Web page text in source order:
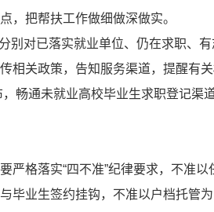
，把帮扶工作做细做深做实。
别对已落实就业单位、仍在求职、
相关政策，告知服务渠道，提醒有
畅通未就业高校毕业生求职登记渠
格落实“四不准”纪律要求，不准
毕业生签约挂钩，不准以户档托管